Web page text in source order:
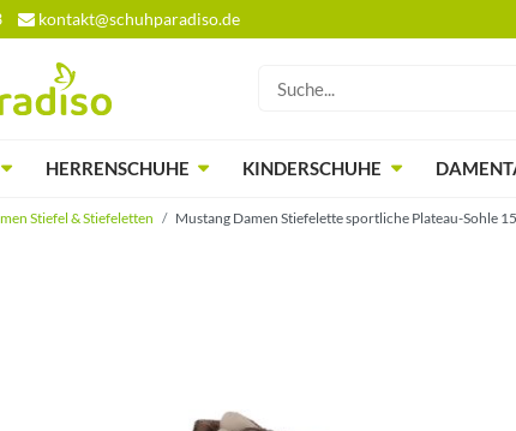
kontakt@schuhparadiso.de
HERRENSCHUHE KINDERSCHUHE
Stiefel & Stiefeletten Mustang Damen Stiefelette sportliche Plateau-Sohle